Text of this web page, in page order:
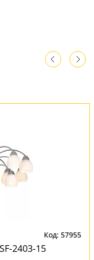
Код: 57955
2403-15